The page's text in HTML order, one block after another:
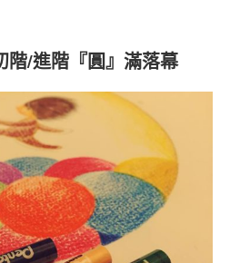
階/進階『圓』滿落幕